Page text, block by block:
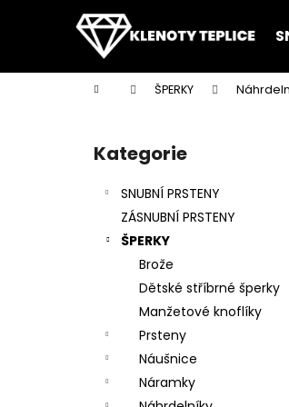
Domů ŠPERKY
Přeskočit
kategorie
Kategorie
SNUBNÍ PRSTENY
ZÁSNUBNÍ PRSTENY
ŠPERKY
Brože
Dětské stříbrné šperky
Manžetové knoflíky
Prsteny
Náušnice
Náramky
í
Zpět
do
Zpět
do